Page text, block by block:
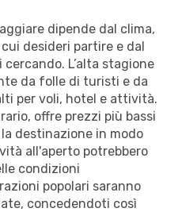
dipende dal clima,
desideri partire e dal
L’alta stagione
da folle di turisti e da
per voli, hotel e attività.
offre prezzi più bassi
destinazione in modo
all'aperto potrebbero
condizioni
popolari saranno
concedendoti così